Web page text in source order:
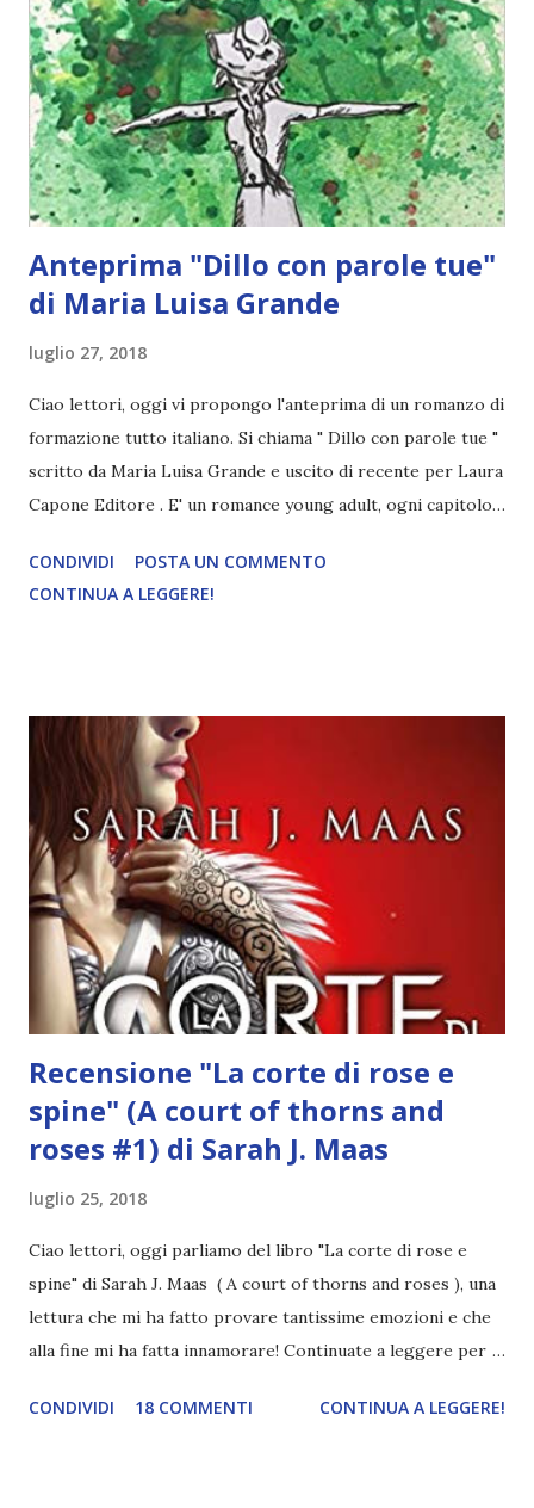
Boccaccio che vende libri usati con la sua Fiammetta.Ho
immaginato una sliding doors per alcune persone, che non
ho mai conosciuto, ma che mi hanno aﬀascinato e
accompagnato nella mia fantasia. Recensione Tra i libri
ricevuti da Lettere Animate Le infinite rotondità delle
mele mi sem...
Anteprima "Dillo con parole tue"
di Maria Luisa Grande
luglio 27, 2018
Ciao lettori, oggi vi propongo l'anteprima di un romanzo di
formazione tutto italiano. Si chiama " Dillo con parole tue "
scritto da Maria Luisa Grande e uscito di recente per Laura
Capone Editore . E' un romance young adult, ogni capitolo
sul libro. Dillo con parole tue. Innamorarsi è come
conquistare un piccolo angolo di Paradiso, affacciati alla
sentimento d'amore talmente forte da diventare l'unico
antidoto alla sofferenza, al dolore e all'autodistruzione.
Insieme a lei scopriamo i dubbi e le incertezze che animano
un gruppo di adolescenti in procinto di diventare adulti,
nell'apparente immobilità di un paese irpino che
rappresenta lo scenario antico e fiabesco di uno
struggente sentimento individ...
CONDIVIDI
POSTA UN COMMENTO
CONTINUA A LEGGERE!
Recensione "La corte di rose e
spine" (A court of thorns and
roses #1) di Sarah J. Maas
luglio 25, 2018
Ciao lettori, oggi parliamo del libro "La corte di rose e
spine" di Sarah J. Maas ( A court of thorns and roses ), una
lettura che mi ha fatto provare tantissime emozioni e che
alla fine mi ha fatta innamorare! Continuate a leggere per
court of thorns and roses #1 Autore: Sarah J. Maas
CONDIVIDI 18 COMMENTI CONTINUA A LEGGERE!